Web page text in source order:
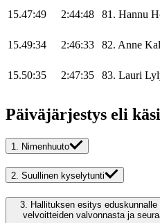
15.47:49 2:44:48 81. Hannu
15.49:34 2:46:33 82. Anne
15.50:35 2:47:35 83. Lauri
Päiväjärjestys eli
1. Nimenhuuto
2. Suullinen kyselytunti
3. Hallituksen esitys
velvoitteiden valvonnasta ja